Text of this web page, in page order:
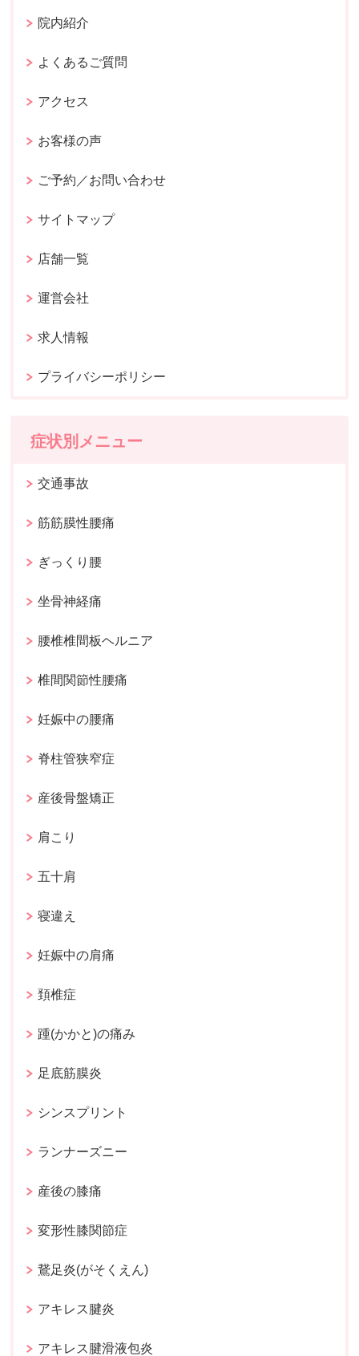
院内紹介
よくあるご質問
アクセス
お客様の声
ご予約／お問い合わせ
サイトマップ
店舗一覧
運営会社
求人情報
プライバシーポリシー
症状別メニュー
交通事故
筋筋膜性腰痛
ぎっくり腰
坐骨神経痛
腰椎椎間板ヘルニア
椎間関節性腰痛
妊娠中の腰痛
脊柱管狭窄症
産後骨盤矯正
肩こり
五十肩
寝違え
妊娠中の肩痛
頚椎症
踵(かかと)の痛み
足底筋膜炎
シンスプリント
ランナーズニー
産後の膝痛
変形性膝関節症
鵞足炎(がそくえん)
アキレス腱炎
アキレス腱滑液包炎